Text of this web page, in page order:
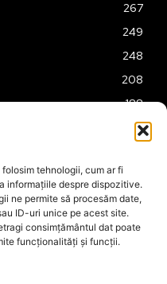
tehnologii, cum ar fi
informațiile despre dispozitive.
ne permite să procesăm date,
ID-uri unice pe acest site.
consimțământul dat poate
funcționalități și funcții.
267
249
248
208
188
175
160
158